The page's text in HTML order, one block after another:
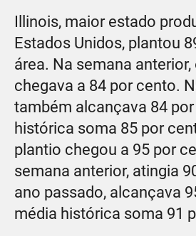
Illinois, maior estado
Estados Unidos, plantou
área. Na semana anterior,
chegava a 84 por cento.
também alcançava 84
histórica soma 85 por
plantio chegou a 95 por
semana anterior, atingia
ano passado, alcançava
média histórica soma 91